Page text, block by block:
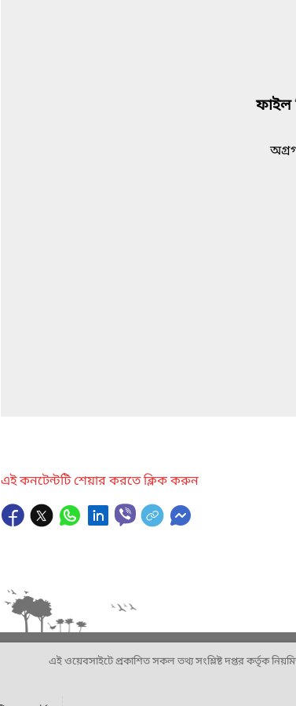
ফাইল
এই কনটেন্টটি শেয়ার করতে ক্লিক করুন
এই ওয়েবসাইটে প্রকাশিত সকল তথ্য সংশ্লিষ্ট দপ্তর কর্তৃক